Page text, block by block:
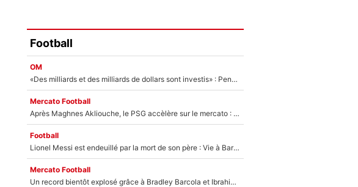
Football
OM
«Des milliards et des milliards de dollars sont investis» : Pendant que l'OM est en pleine crise financière, Frank McCourt lance un nouveau projet à 260M€ !
Mercato Football
Après Maghnes Akliouche, le PSG accèlère sur le mercato : Voilà les deux nouvelles recrues qui vont signer la semaine prochaine ?
Football
Lionel Messi est endeuillé par la mort de son père : Vie à Barcelone, transfert au PSG... voilà comment Jorge Messi a joué un rôle essentiel dans sa carrière !
Mercato Football
Un record bientôt explosé grâce à Bradley Barcola et Ibrahim Mbaye : Le PSG sur le point de réaliser un mercato historique ?